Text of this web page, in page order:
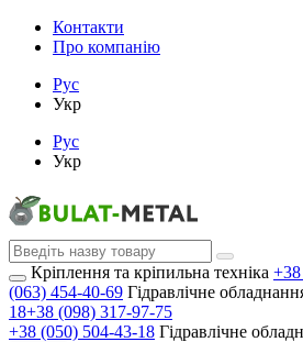
Контакти
Про компанію
Рус
Укр
Рус
Укр
Кріплення та кріпильна техніка
(063) 454-40-69 Гідравлічне
18+38 (098) 317-97-75
+38 (050) 504-43-18 Гідравлічне